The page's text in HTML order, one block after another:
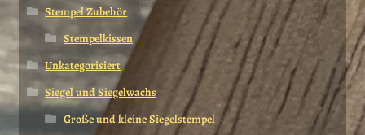
Stempel Zubehör
Stempelkissen
Unkategorisiert
Siegel und Siegelwachs
Große und kleine Siegelstempel